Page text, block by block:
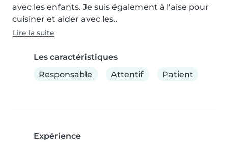
avec les enfants. Je suis également à l'aise pour
cuisiner et aider avec les..
Lire la suite
Les caractéristiques
Responsable
Attentif Patient
Expérience